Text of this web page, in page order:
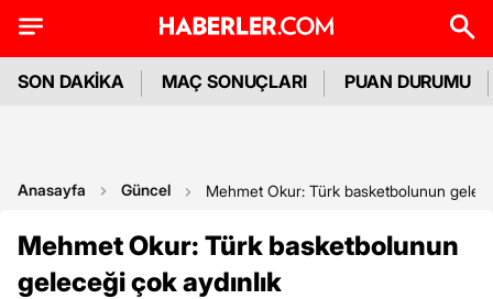
SON DAKİKA MAÇ SONUÇLARI PUAN DURUMU
Anasayfa Güncel Mehmet Okur: Türk basketbolunun
Mehmet Okur: Türk basketbolunun
geleceği çok aydınlık